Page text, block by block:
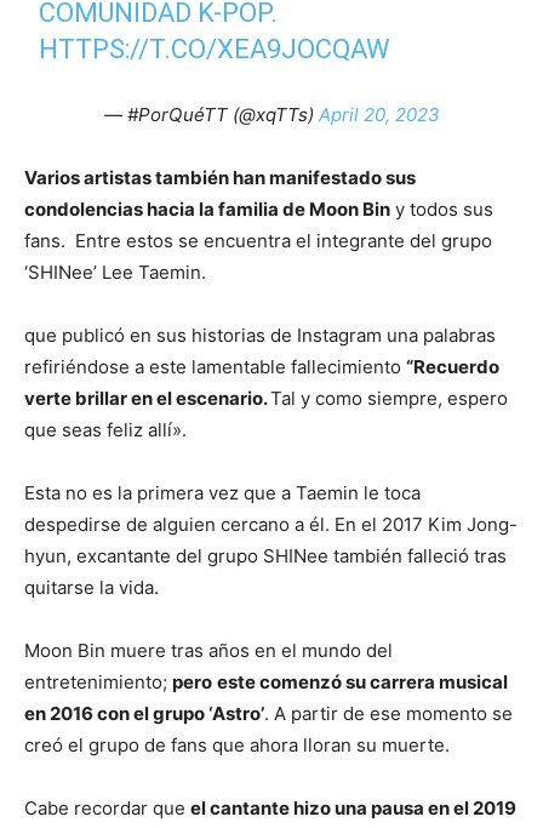
COMUNIDAD K-POP.
HTTPS://T.CO/XEA9JOCQAW
— #PorQuéTT (@xqTTs) April 20, 2023
Varios artistas también han manifestado sus
condolencias hacia la familia de Moon Bin y todos sus
fans. Entre estos se encuentra el integrante del grupo
‘SHINee’ Lee Taemin.
que publicó en sus historias de Instagram una palabras
refiriéndose a este lamentable fallecimiento “Recuerdo
verte brillar en el escenario.Tal y como siempre, espero
que seas feliz allí».
Esta no es la primera vez que a Taemin le toca
despedirse de alguien cercano a él. En el 2017 Kim Jong-
hyun, excantante del grupo SHINee también falleció tras
quitarse la vida.
Moon Bin muere tras años en el mundo del
entretenimiento; pero este comenzó su carrera musical
en 2016 con el grupo ‘Astro’. A partir de ese momento se
creó el grupo de fans que ahora lloran su muerte.
Cabe recordar que el cantante hizo una pausa en el 2019